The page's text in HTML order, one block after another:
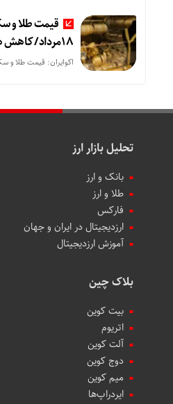
قیمت طلا و
18مرداد/ کاهش همه قیمت ها + جدول
اکوایران: قیمت طلا و
تحلیل بازار ارز
بانک و ارز
طلا و ارز
فارکس
ارزدیجیتال در ایران و جهان
آموزش ارزدیجیتال
بلاک چین
بیت کوین
اتریوم
آلت کوین
دوج کوین
میم کوین‌
ایردراپ‌ها